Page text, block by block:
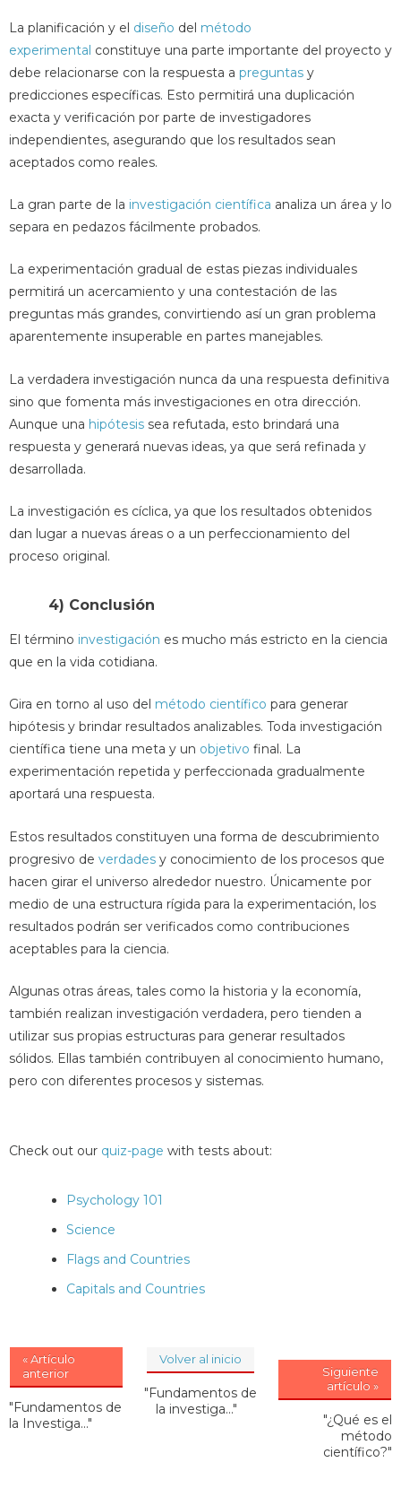
La planificación y el diseño del método
experimental constituye una parte importante del proyecto y
debe relacionarse con la respuesta a preguntas y
predicciones específicas. Esto permitirá una duplicación
exacta y verificación por parte de investigadores
independientes, asegurando que los resultados sean
aceptados como reales.
La gran parte de la investigación científica analiza un área y lo
separa en pedazos fácilmente probados.
La experimentación gradual de estas piezas individuales
permitirá un acercamiento y una contestación de las
preguntas más grandes, convirtiendo así un gran problema
aparentemente insuperable en partes manejables.
La verdadera investigación nunca da una respuesta definitiva
sino que fomenta más investigaciones en otra dirección.
Aunque una hipótesis sea refutada, esto brindará una
respuesta y generará nuevas ideas, ya que será refinada y
desarrollada.
La investigación es cíclica, ya que los resultados obtenidos
dan lugar a nuevas áreas o a un perfeccionamiento del
proceso original.
4) Conclusión
El término investigación es mucho más estricto en la ciencia
que en la vida cotidiana.
Gira en torno al uso del método científico para generar
hipótesis y brindar resultados analizables. Toda investigación
científica tiene una meta y un objetivo final. La
experimentación repetida y perfeccionada gradualmente
aportará una respuesta.
Estos resultados constituyen una forma de descubrimiento
progresivo de verdades y conocimiento de los procesos que
hacen girar el universo alrededor nuestro. Únicamente por
medio de una estructura rígida para la experimentación, los
resultados podrán ser verificados como contribuciones
aceptables para la ciencia.
Algunas otras áreas, tales como la historia y la economía,
también realizan investigación verdadera, pero tienden a
utilizar sus propias estructuras para generar resultados
sólidos. Ellas también contribuyen al conocimiento humano,
pero con diferentes procesos y sistemas.
Check out our quiz-page with tests about:
Psychology 101
Science
Flags and Countries
Capitals and Countries
« Artículo
anterior
"Fundamentos de
la Investiga..."
Volver al inicio
"Fundamentos de
la investiga..."
Siguiente
artículo »
"¿Qué es el
método
científico?"